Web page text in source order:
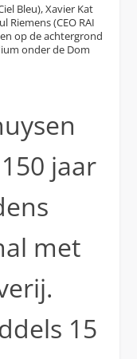
Bleu), Xavier Kat
Riemens (CEO RAI
op de achtergrond
onder de Dom
jaar
met
15